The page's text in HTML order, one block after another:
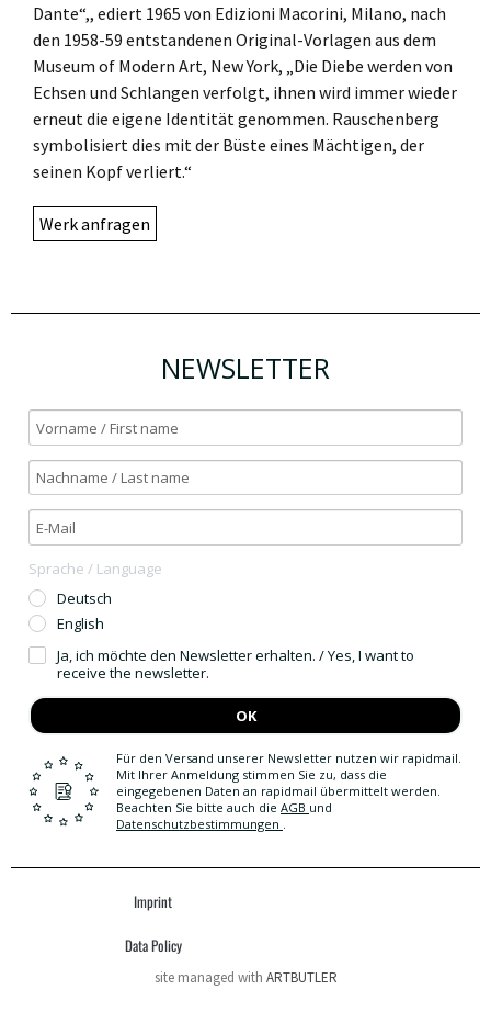
Dante“,, ediert 1965 von Edizioni Macorini, Milano, nach
den 1958-59 entstandenen Original-Vorlagen aus dem
Museum of Modern Art, New York, „Die Diebe werden von
Echsen und Schlangen verfolgt, ihnen wird immer wieder
erneut die eigene Identität genommen. Rauschenberg
symbolisiert dies mit der Büste eines Mächtigen, der
seinen Kopf verliert.“
Werk anfragen
NEWSLETTER
Sprache / Language
Deutsch
English
Ja, ich möchte den Newsletter erhalten. / Yes, I want to
receive the newsletter.
OK
Für den Versand unserer Newsletter nutzen wir rapidmail.
Mit Ihrer Anmeldung stimmen Sie zu, dass die
eingegebenen Daten an rapidmail übermittelt werden.
Beachten Sie bitte auch die AGB und
Datenschutzbestimmungen .
Imprint
Data Policy
site managed with ARTBUTLER